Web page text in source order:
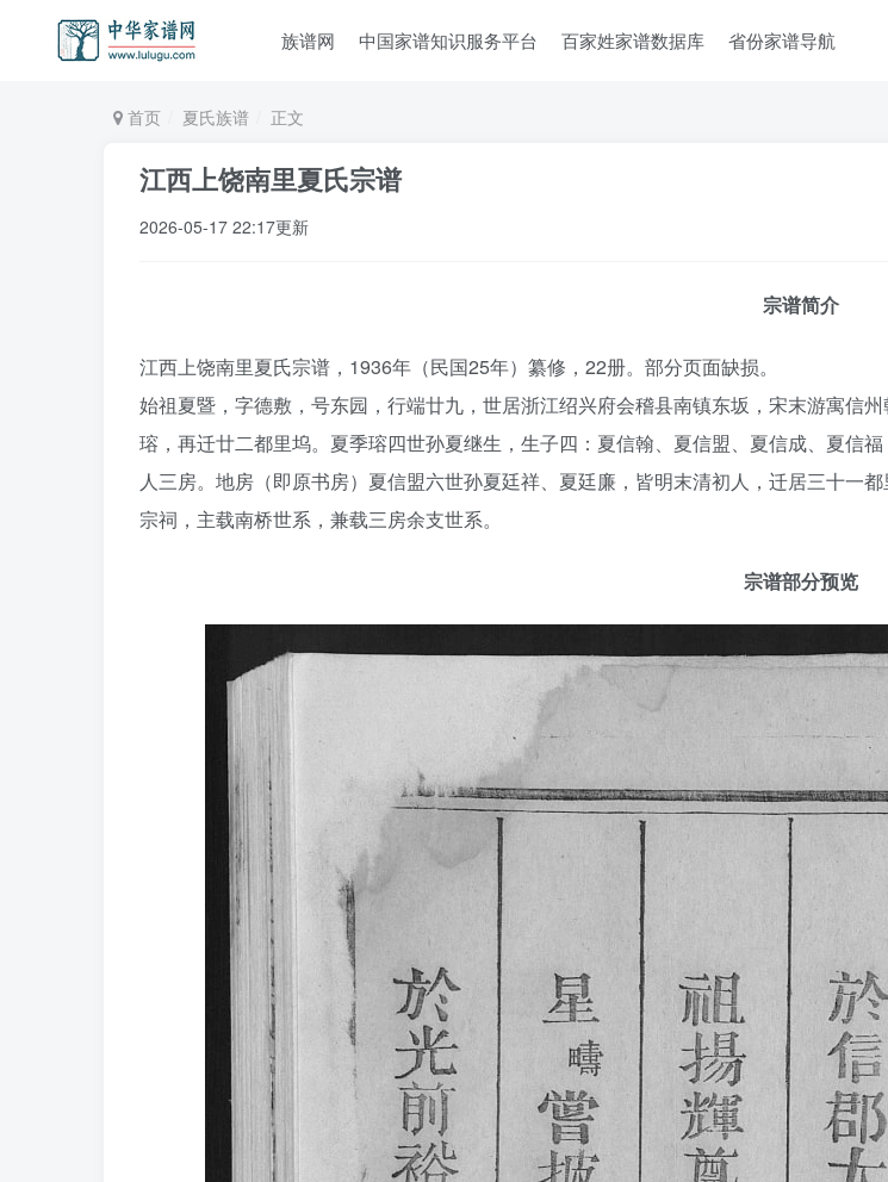
族谱网 中国家谱知识服务平台 百家姓家谱数据库 省份家谱导航
首页 夏氏族谱 正文
江西上饶南里夏氏宗谱
2026-05-17 22:17更新
宗谱简介
江西上饶南里夏氏宗谱，1936年（民国25年）纂修，22册。部分页面缺损。
始祖夏暨，字德敷，号东园，行端廿九，世居浙江绍兴府会稽县南镇东坂，宋末游寓信
瑢，再迁廿二都里坞。夏季瑢四世孙夏继生，生子四：夏信翰、夏信盟、夏信成、夏信
人三房。地房（即原书房）夏信盟六世孙夏廷祥、夏廷廉，皆明末清初人，迁居三十一
宗祠，主载南桥世系，兼载三房余支世系。
宗谱部分预览